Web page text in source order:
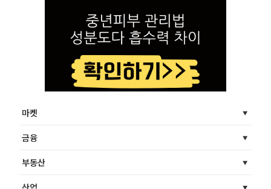
마켓
금융
부동산